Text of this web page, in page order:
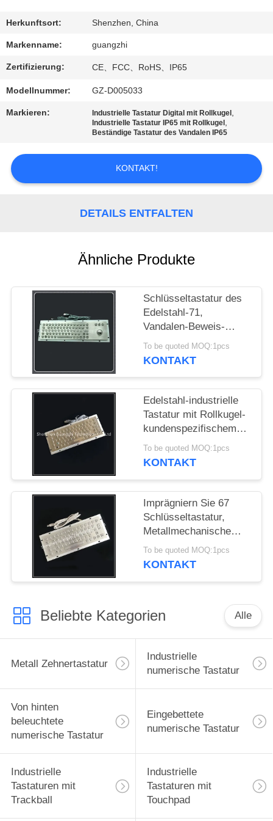
TRETEN
SIE
MIT
UNS
VERBINDUNG
FORDERN
SIE
PRIVACY
POLICY
Herkunftsort: Shenzhen, China
Markenname: guangzhi
Zertifizierung: CE、FCC、RoHS、IP65
Modellnummer: GZ-D005033
Markieren: Industrielle Tastatur Digital mit Rollkugel ,
Industrielle Tastatur IP65 mit Rollkugel ,
Beständige Tastatur des Vandalen IP65
KONTAKT!
DETAILS ENTFALTEN
Ähnliche Produkte
Schlüsseltastatur des
Edelstahl-71,
Vandalen-Beweis-
Tastatur mit 38mm
25mm Rollkugel
To be quoted MOQ:1pcs
KONTAKT
Edelstahl-industrielle
Tastatur mit Rollkugel-
kundenspezifischem
Plan-Rost-Beweis
To be quoted MOQ:1pcs
KONTAKT
Imprägniern Sie 67
Schlüsseltastatur,
Metallmechanische
Tastatur mit F-
NFunktionstasten
To be quoted MOQ:1pcs
KONTAKT
Beliebte Kategorien Alle
Metall Zehnertastatur
Industrielle
numerische Tastatur
Von hinten
beleuchtete
numerische Tastatur
Eingebettete
numerische Tastatur
Industrielle
Tastaturen mit
Trackball
Industrielle
Tastaturen mit
Touchpad